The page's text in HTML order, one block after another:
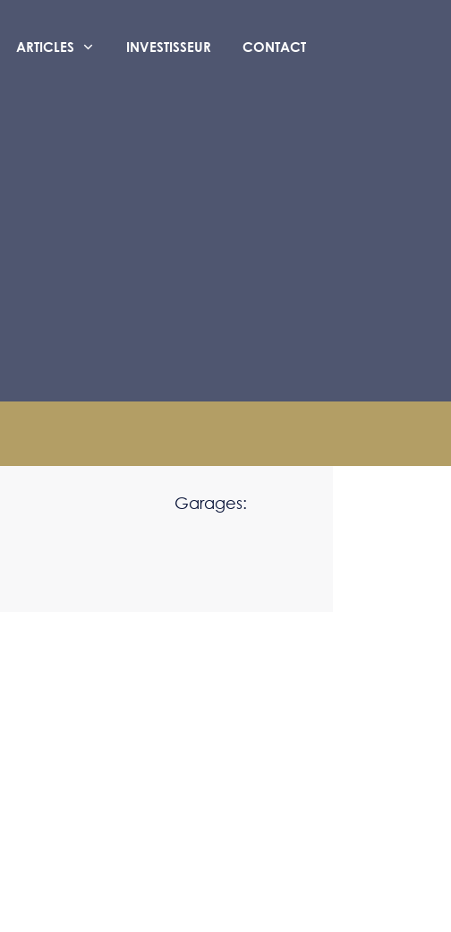
ARTICLES INVESTISSEUR CONTACT
Garages: